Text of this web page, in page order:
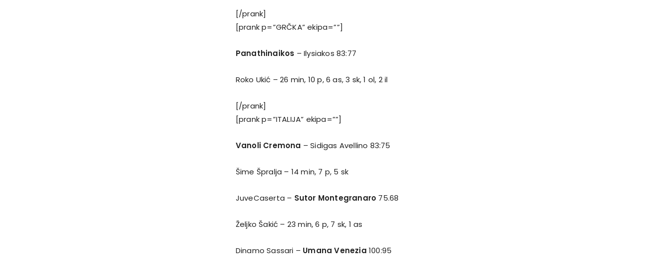
[/prank]
[prank p=”GRČKA” ekipa=””]
Panathinaikos – Ilysiakos 83:77
Roko Ukić – 26 min, 10 p, 6 as, 3 sk, 1 ol, 2 il
[/prank]
[prank p=”ITALIJA” ekipa=””]
Vanoli Cremona – Sidigas Avellino 83:75
Šime Špralja – 14 min, 7 p, 5 sk
JuveCaserta – Sutor Montegranaro 75.68
Željko Šakić – 23 min, 6 p, 7 sk, 1 as
Dinamo Sassari – Umana Venezia 100:95